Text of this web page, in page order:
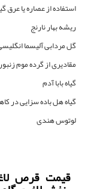
استفاده از عصاره یا عرق
ریشه بهار نارنج
گل مردابی آلیسما
مقادیری از گرده موم
گیاه بابا آدم
گیاه هل باده سزایی در
لوتوس هندی